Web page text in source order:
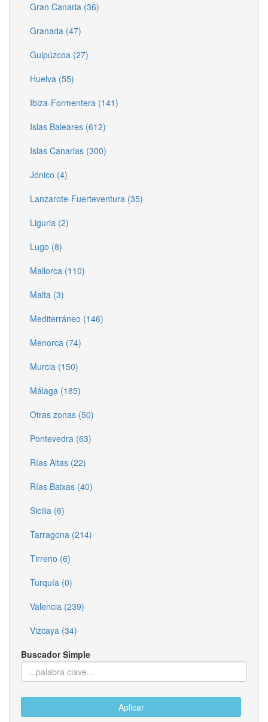
Gran Canaria (36)
Granada (47)
Guipúzcoa (27)
Huelva (55)
Ibiza-Formentera (141)
Islas Baleares (612)
Islas Canarias (300)
Jónico (4)
Lanzarote-Fuerteventura (35)
Liguria (2)
Lugo (8)
Mallorca (110)
Malta (3)
Mediterráneo (146)
Menorca (74)
Murcia (150)
Málaga (185)
Otras zonas (50)
Pontevedra (63)
Rías Altas (22)
Rías Baixas (40)
Sicilia (6)
Tarragona (214)
Tirreno (6)
Turquía (0)
Valencia (239)
Vizcaya (34)
Buscador Simple
Aplicar